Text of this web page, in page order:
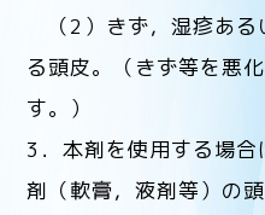
（2）きず，湿疹ある
る頭皮。（きず等を悪
す。）
3．本剤を使用する場
剤（軟膏，液剤等）の